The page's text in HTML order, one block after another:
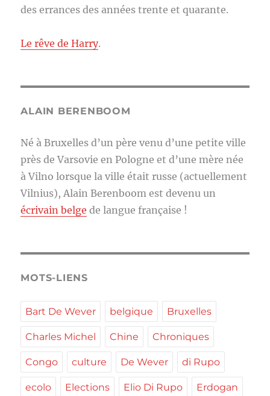
des errances des années trente et quarante.
Le rêve de Harry.
ALAIN BERENBOOM
Né à Bruxelles d’un père venu d’une petite ville
près de Varsovie en Pologne et d’une mère née
à Vilno lorsque la ville était russe (actuellement
Vilnius), Alain Berenboom est devenu un
écrivain belge de langue française !
MOTS-LIENS
Bart De Wever belgique Bruxelles
Charles Michel Chine Chroniques
Congo culture De Wever di Rupo
ecolo Elections Elio Di Rupo Erdogan